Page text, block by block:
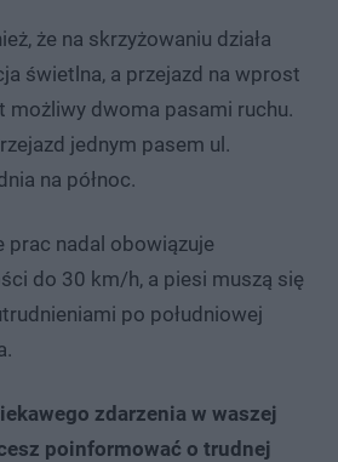
że na skrzyżowaniu działa
świetlna, a przejazd na wprost
możliwy dwoma pasami ruchu.
jednym pasem ul.
na północ.
prac nadal obowiązuje
do 30 km/h, a piesi muszą się
po południowej
zdarzenia w waszej
poinformować o trudnej